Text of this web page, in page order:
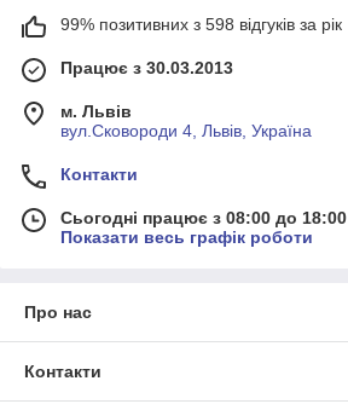
99% позитивних з 598 відгуків за рік
Працює з 30.03.2013
м. Львів
вул.Сковороди 4, Львів, Україна
Контакти
Сьогодні працює з 08:00 до 18:00
Показати весь графік роботи
Про нас
Контакти